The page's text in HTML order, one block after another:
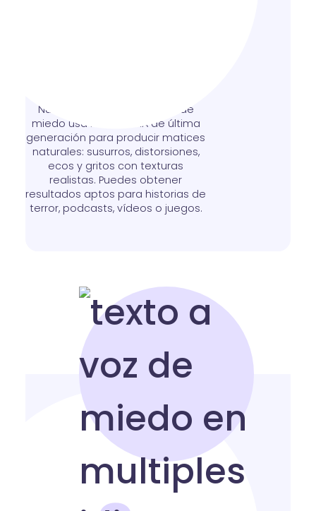
Nuestro cambiador de voz de
miedo usa modelos IA de última
generación para producir matices
naturales: susurros, distorsiones,
ecos y gritos con texturas
realistas. Puedes obtener
resultados aptos para historias de
terror, podcasts, vídeos o juegos.